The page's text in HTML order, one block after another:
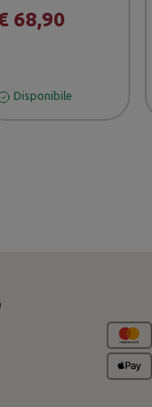
68,90
Disponibile